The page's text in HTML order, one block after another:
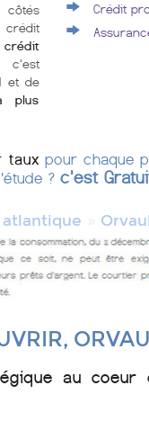
côtés
crédit
c'est
et de
plus
Crédit
taux pour chaque
?c'est
au coeur